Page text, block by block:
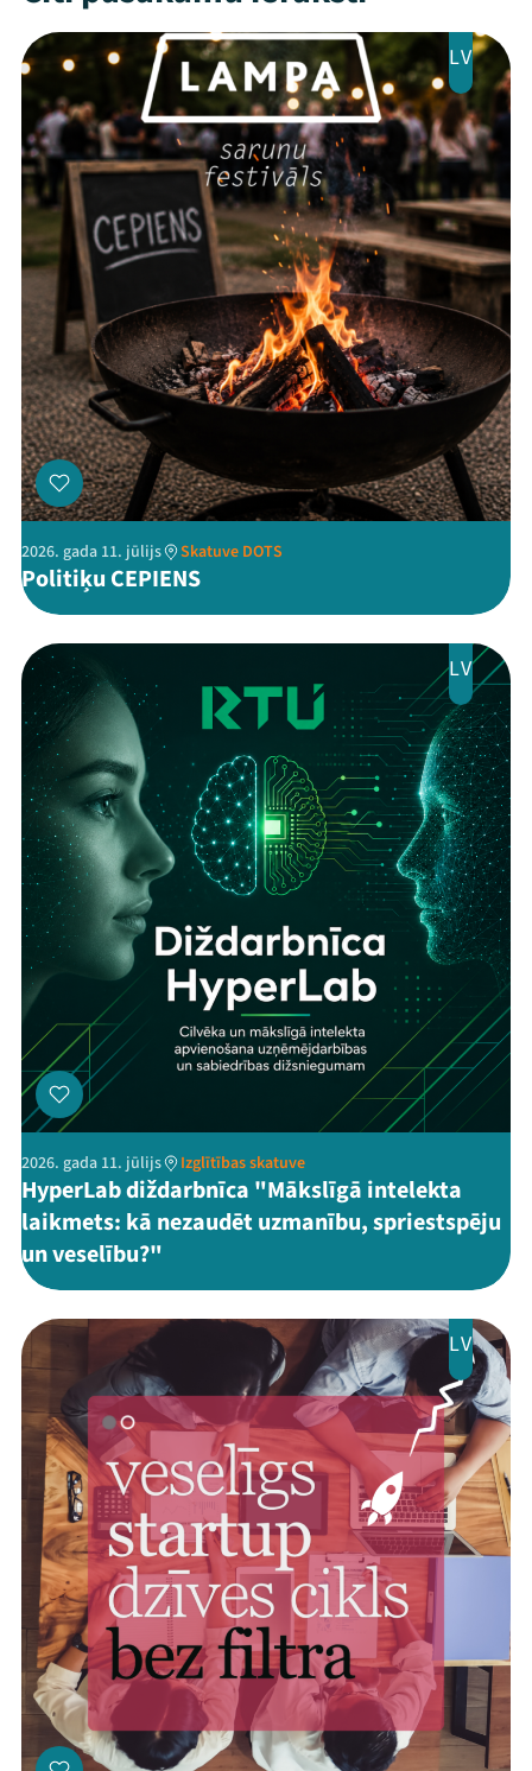
Jaunumi
Ziedo
Veikals
Kontakti
ThreadsFacebookYoutube Instagram
Flick TikTok
LV
2026. gada 11. jūlijs Skatuve DOTS
Politiķu CEPIENS
LV
2026. gada 11. jūlijs Izglītības skatuve
HyperLab diždarbnīca "Mākslīgā intelekta
laikmets: kā nezaudēt uzmanību, spriestspēju
un veselību?"
LV